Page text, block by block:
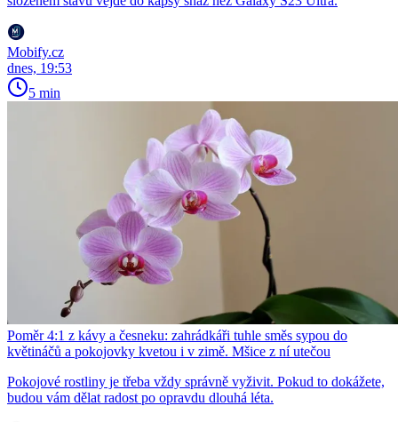
Mobify.cz
dnes, 19:53
5 min
Poměr 4:1 z kávy a česneku: zahrádkáři tuhle směs sypou do
květináčů a pokojovky kvetou i v zimě. Mšice z ní utečou
Pokojové rostliny je třeba vždy správně vyživit. Pokud to dokážete,
budou vám dělat radost po opravdu dlouhá léta.